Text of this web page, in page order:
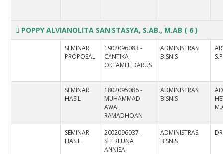
POPPY ALVIANOLITA SANISTASYA, S.AB., M.AB ( 6 )
SEMINAR
PROPOSAL
1902096083 -
CANTIKA
OKTAMEL DARUS
ADMINISTRASI
BISNIS
SEMINAR
HASIL
1802095086 -
MUHAMMAD
AWAL
RAMADHOAN
ADMINISTRASI
BISNIS
SEMINAR
HASIL
2002096037 -
SHERLUNA
ANNISA
ADMINISTRASI
BISNIS